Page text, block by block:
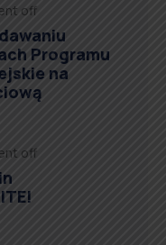
off
Programu
na
off